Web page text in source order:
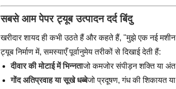
सबसे आम पेपर ट्यूब उत्पादन दर्द बिंदु
खरीदार शायद ही कभी उठते हैं और कहते हैं, "मुझे एक नई
ट्यूब निर्माण में, समस्याएँ पूर्वानुमेय तरीकों से दिखाई देती हैं:
दीवार की मोटाई में भिन्नताजो कमजोर संपीड़न शक्ति या
गोंद अतिप्रवाह या सूखे धब्बेजो प्रदूषण, गंध की शिकायत